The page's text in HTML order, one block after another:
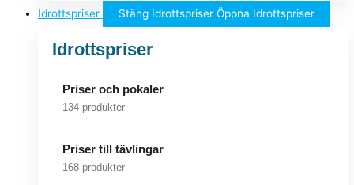
Idrottspriser Stäng Idrottspriser Öppna Idrottspriser
Idrottspriser
Priser och pokaler
134 produkter
Priser till tävlingar
168 produkter